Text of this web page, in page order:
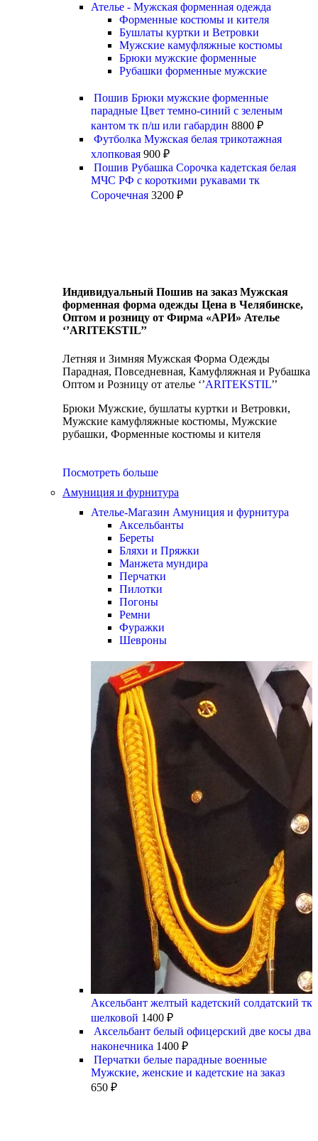
Ателье - Мужская форменная одежда
Форменные костюмы и кителя
Бушлаты куртки и Ветровки
Мужские камуфляжные костюмы
Брюки мужские форменные
Рубашки форменные мужские
Пошив Брюки мужские форменные
парадные Цвет темно-синий с зеленым
кантом тк п/ш или габардин 8800 ₽
Футболка Мужская белая трикотажная
хлопковая 900 ₽
Пошив Рубашка Сорочка кадетская белая
МЧС РФ с короткими рукавами тк
Сорочечная 3200 ₽
Индивидуальный Пошив на заказ Мужская
форменная форма одежды Цена в Челябинске,
Оптом и розницу от Фирма «АРИ» Ателье
‘’ARITEKSTIL’’
Летняя и Зимняя Мужская Форма Одежды
Парадная, Повседневная, Камуфляжная и Рубашка
Оптом и Розницу от ателье ‘’ARITEKSTIL’’
Брюки Мужские, бушлаты куртки и Ветровки,
Мужские камуфляжные костюмы, Мужские
рубашки, Форменные костюмы и кителя
Посмотреть больше
Амуниция и фурнитура
Ателье-Магазин Амуниция и фурнитура
Аксельбанты
Береты
Бляхи и Пряжки
Манжета мундира
Перчатки
Пилотки
Погоны
Ремни
Фуражки
Шевроны
Аксельбант желтый кадетский солдатский тк
шелковой 1400 ₽
Аксельбант белый офицерский две косы два
наконечника 1400 ₽
Перчатки белые парадные военные
Мужские, женские и кадетские на заказ
650 ₽